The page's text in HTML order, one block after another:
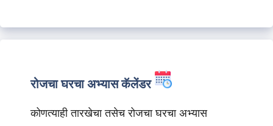
रोजचा घरचा अभ्यास कॅलेंडर
कोणत्याही तारखेचा तसेच रोजचा घरचा अभ्यास